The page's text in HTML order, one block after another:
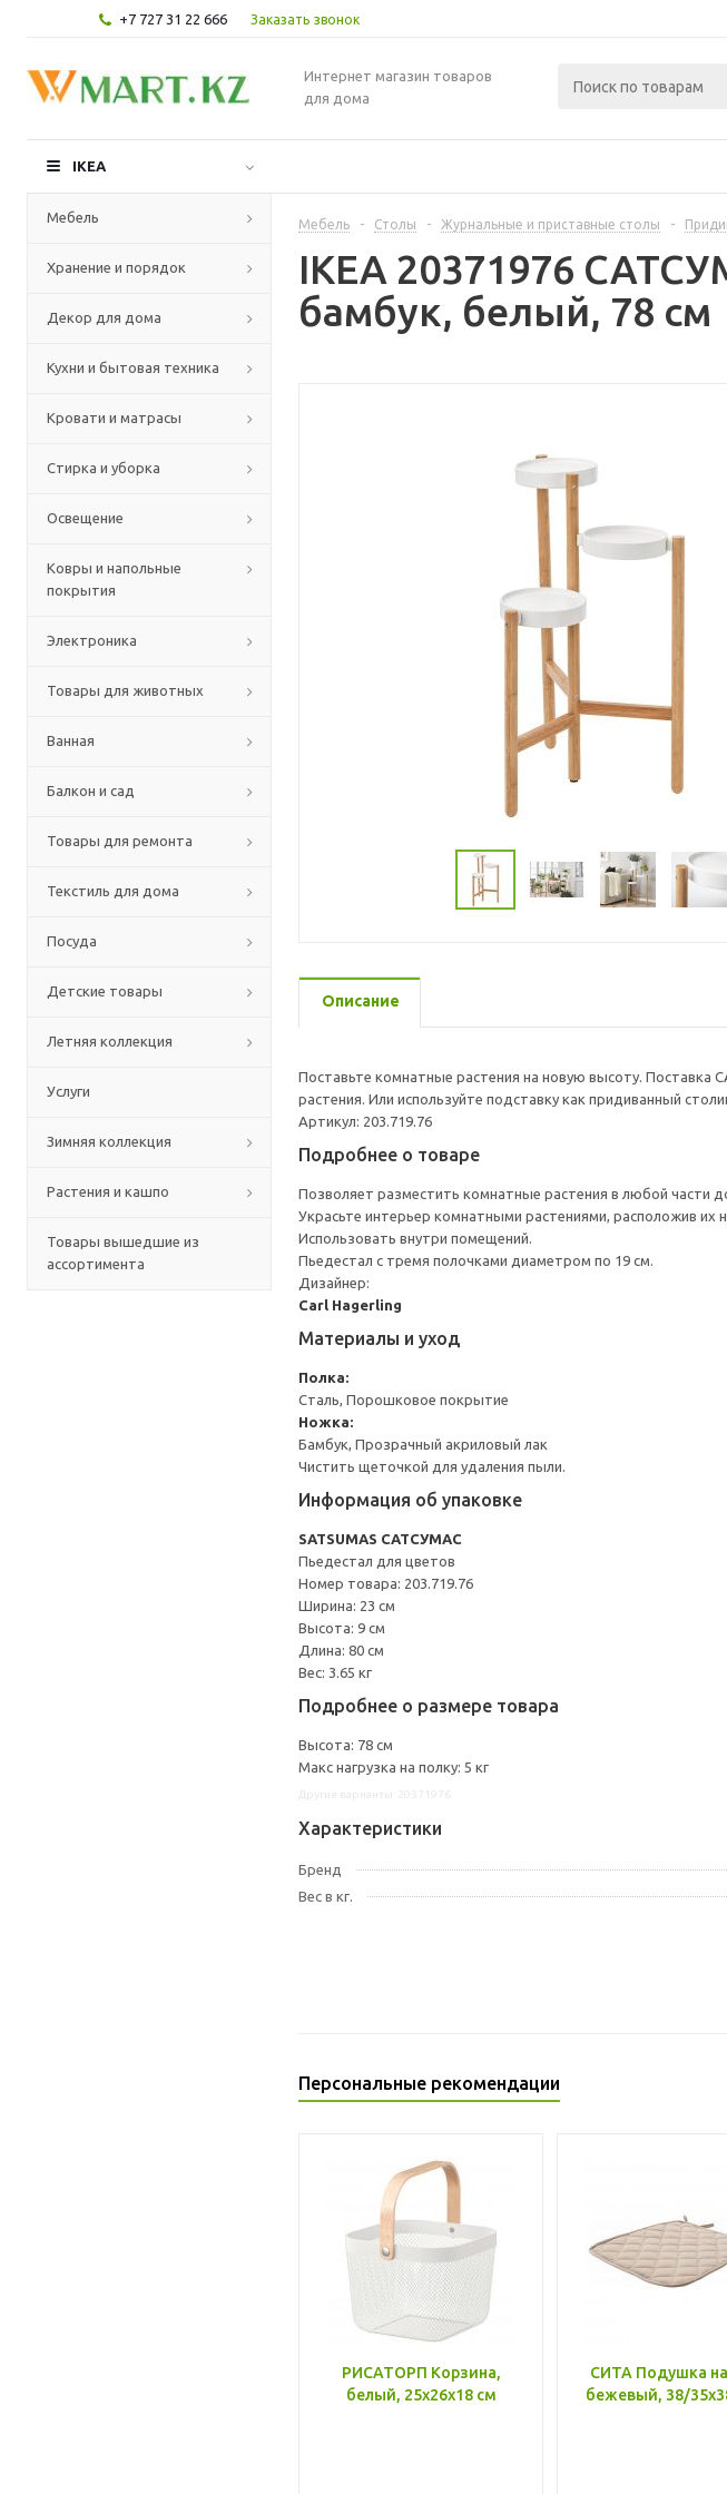
+7 727 31 22 666 Заказать звонок
Интернет магазин товаров
для дома
IKEA
Мебель
Хранение и порядок
Декор для дома
Кухни и бытовая техника
Кровати и матрасы
Стирка и уборка
Освещение
Ковры и напольные
покрытия
Электроника
Товары для животных
Ванная
Балкон и сад
Товары для ремонта
Текстиль для дома
Посуда
Детские товары
Летняя коллекция
Услуги
Зимняя коллекция
Растения и кашпо
Товары вышедшие из
ассортимента
Мебель - Столы - Журнальные и приставные столы -
IKEA 20371976
бамбук, белый, 78 см
Описание
Поставьте комнатные растения на новую высоту.
растения. Или используйте подставку как придиванный
Артикул: 203.719.76
Подробнее о товаре
Позволяет разместить комнатные растения в любой части
Украсьте интерьер комнатными растениями, расположив их
Использовать внутри помещений.
Пьедестал с тремя полочками диаметром по 19 см.
Дизайнер:
Carl Hagerling
Материалы и уход
Полка:
Сталь, Порошковое покрытие
Ножка:
Бамбук, Прозрачный акриловый лак
Чистить щеточкой для удаления пыли.
Информация об упаковке
SATSUMAS САТСУМАС
Пьедестал для цветов
Номер товара: 203.719.76
Ширина: 23 см
Высота: 9 см
Длина: 80 см
Вес: 3.65 кг
Подробнее о размере товара
Высота: 78 см
Макс нагрузка на полку: 5 кг
Характеристики
Бренд
Вес в кг.
Персональные рекомендации
РИСАТОРП Корзина,
белый, 25x26x18 см
СИТА Подушка на
бежевый, 38/